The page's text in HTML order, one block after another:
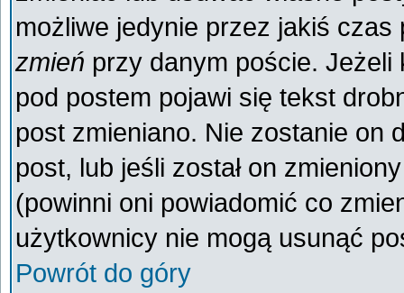
możliwe jedynie przez jakiś
zmień przy danym poście. Jeżeli
pod postem pojawi się tekst
post zmieniano. Nie zostanie on
post, lub jeśli został on
(powinni oni powiadomić co
użytkownicy nie mogą usunąć
Powrót do góry